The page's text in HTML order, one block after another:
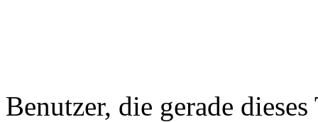
Benutzer, die gerade